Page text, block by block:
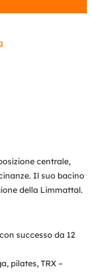
centrale,
Il suo bacino
della Limmattal.
successo da 12
pilates, TRX –